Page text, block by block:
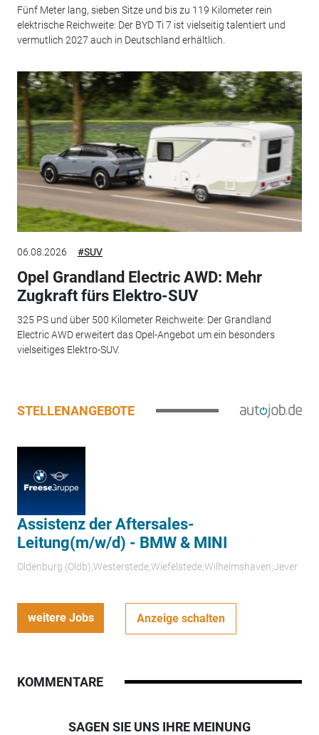
Fünf Meter lang, sieben Sitze und bis zu 119 Kilometer rein
elektrische Reichweite: Der BYD Ti 7 ist vielseitig talentiert und
vermutlich 2027 auch in Deutschland erhältlich.
06.08.2026 #SUV
Opel Grandland Electric AWD: Mehr
Zugkraft fürs Elektro-SUV
325 PS und über 500 Kilometer Reichweite: Der Grandland
Electric AWD erweitert das Opel-Angebot um ein besonders
vielseitiges Elektro-SUV.
STELLENANGEBOTE
Assistenz der Aftersales-
Leitung(m/w/d) - BMW & MINI
Oldenburg (Oldb);Westerstede;Wiefelstede;Wilhelmshaven;Jever
weitere Jobs Anzeige schalten
KOMMENTARE
SAGEN SIE UNS IHRE MEINUNG